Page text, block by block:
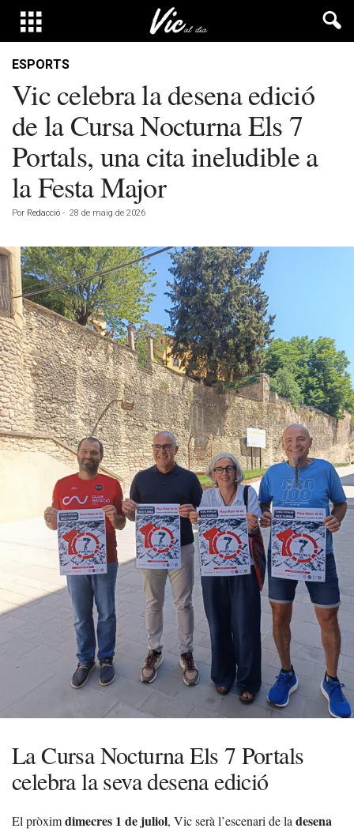
ESPORTS
Vic celebra la desena edició
de la Cursa Nocturna Els 7
Portals, una cita ineludible a
la Festa Major
Por Redacció - 28 de maig de 2026
La Cursa Nocturna Els 7 Portals
celebra la seva desena edició
El pròximdimecres 1 de juliol, Vic serà l’escenari de ladesena